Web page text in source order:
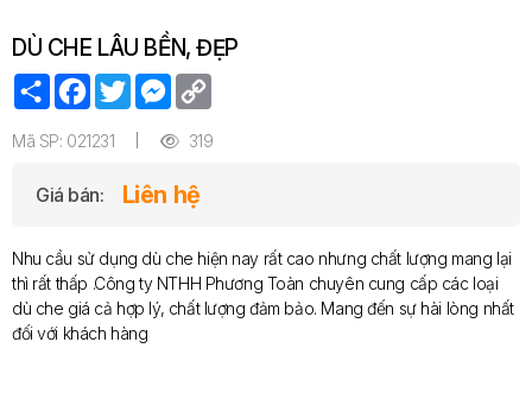
DÙ CHE LÂU BỀN, ĐẸP
Share Facebook
TwitterMessenger
Mã SP: 021231
319
Giá bán: Liên hệ
Nhu cầu sử dụng dù che hiện nay rất cao nhưng chất lượng mang lại
thì rất thấp .Công ty NTHH Phương Toàn chuyên cung cấp các loại
dù che giá cả hợp lý, chất lượng đảm bảo. Mang đến sự hài lòng nhất
đối với khách hàng